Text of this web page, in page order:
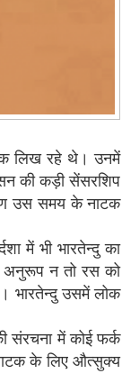
लिख रहे थे। उनमें
की कड़ी सेंसरशिप
उस समय के नाटक
में भी भारतेन्दु का
अनुरूप न तो रस को
भारतेन्दु उसमें लोक
संरचना में कोई फर्क
के लिए औत्सुक्य